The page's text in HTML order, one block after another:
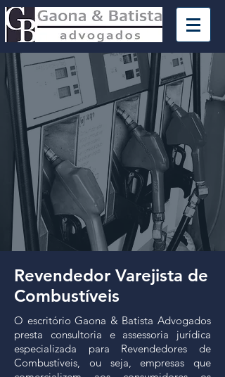
Revendedor Varejista de
Combustíveis
O escritório Gaona & Batista Advogados
presta consultoria e assessoria jurídica
especializada para Revendedores de
Combustíveis, ou seja, empresas que